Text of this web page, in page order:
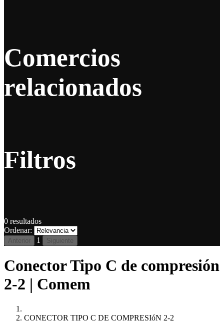
Comercios
relacionados
Filtros
0 resultados
Ordenar:
Anterior 1 Siguiente
Conector Tipo C de compresión
2-2 | Comem
CONECTOR TIPO C DE COMPRESIóN 2-2